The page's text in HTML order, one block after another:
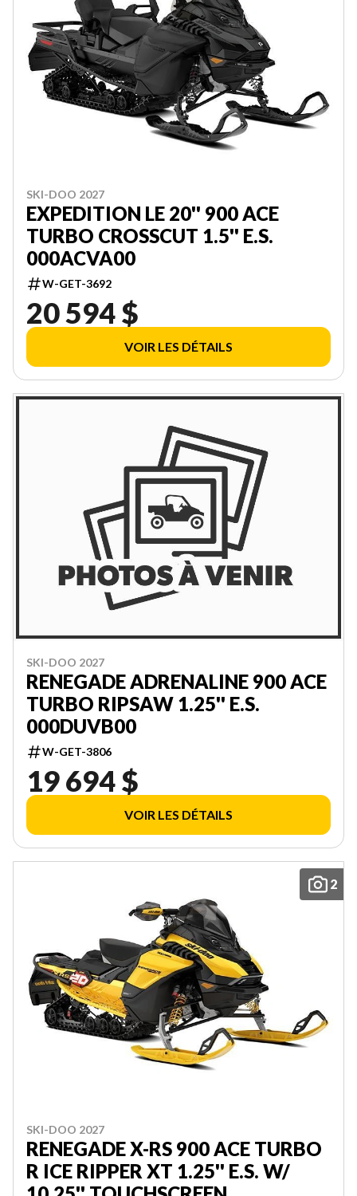
SKI-DOO 2027
EXPEDITION LE 20'' 900 ACE
TURBO CROSSCUT 1.5'' E.S.
000ACVA00
W-GET-3692
20 594 $
VOIR LES DÉTAILS
SKI-DOO 2027
RENEGADE ADRENALINE 900 ACE
TURBO RIPSAW 1.25'' E.S.
000DUVB00
W-GET-3806
19 694 $
VOIR LES DÉTAILS
2
SKI-DOO 2027
RENEGADE X-RS 900 ACE TURBO
R ICE RIPPER XT 1.25'' E.S. W/